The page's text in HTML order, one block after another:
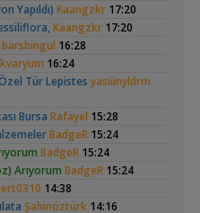
Ölüyorugurbaran,17:24
Kaç Aydır?
Kullanılır Mı?
,02:22
Ahmet53,23:56
30x20x20 Ramshorn
Akvaryumu
Leonardit Zeminli
Akvaryum Kurulumu
Yapıldı) Kaangzkr 17:20
Kaangzkr 17:20
barsbingul 16:28
16:24
Tür Lepistes yasiiinyldrm
Bursa Rafayel 15:28
BadgeR 15:24
BadgeR 15:24
Arıyorum BadgeR 15:24
14:38
Şahinöztürk 14:16